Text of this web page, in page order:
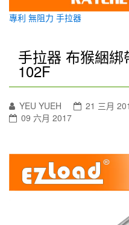
專利 無阻力 手拉器
手拉器 布猴綑
102F
YEU YUEH 21 三月
09 六月 2017